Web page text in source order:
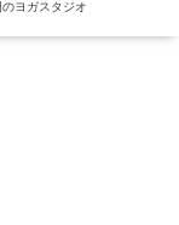
ヨガスタジオ